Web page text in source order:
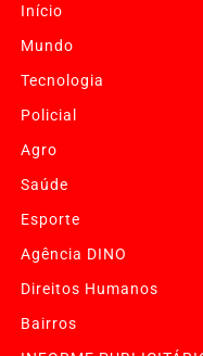
Início
Mundo
Tecnologia
Policial
Agro
Saúde
Esporte
Agência DINO
Direitos Humanos
Bairros
Termos de Uso e
Esse site utiliza